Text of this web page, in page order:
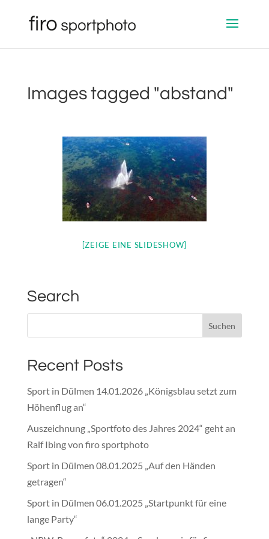
Images tagged "abstand"
[ZEIGE EINE SLIDESHOW]
Search
Recent Posts
Sport in Dülmen 14.01.2026 „Königsblau setzt zum
Höhenflug an“
Auszeichnung „Sportfoto des Jahres 2024“ geht an
Ralf Ibing von firo sportphoto
Sport in Dülmen 08.01.2025 „Auf den Händen
getragen“
Sport in Dülmen 06.01.2025 „Startpunkt für eine
lange Party“